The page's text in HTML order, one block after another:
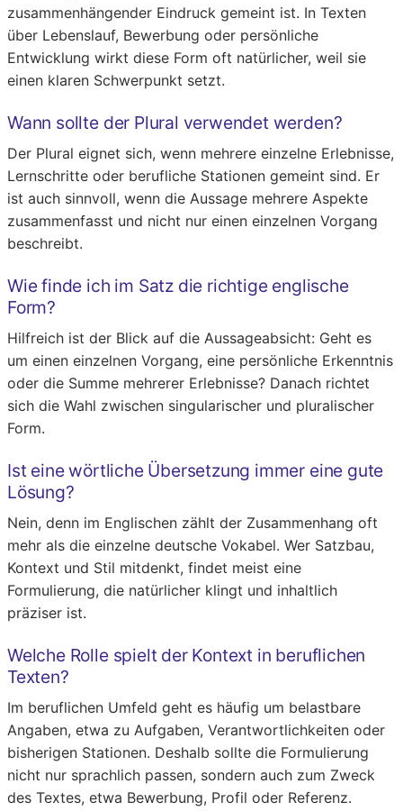
zusammenhängender Eindruck gemeint ist. In Texten
über Lebenslauf, Bewerbung oder persönliche
Entwicklung wirkt diese Form oft natürlicher, weil sie
einen klaren Schwerpunkt setzt.
Wann sollte der Plural verwendet werden?
Der Plural eignet sich, wenn mehrere einzelne Erlebnisse,
Lernschritte oder berufliche Stationen gemeint sind. Er
ist auch sinnvoll, wenn die Aussage mehrere Aspekte
zusammenfasst und nicht nur einen einzelnen Vorgang
beschreibt.
Wie finde ich im Satz die richtige englische
Form?
Hilfreich ist der Blick auf die Aussageabsicht: Geht es
um einen einzelnen Vorgang, eine persönliche Erkenntnis
oder die Summe mehrerer Erlebnisse? Danach richtet
sich die Wahl zwischen singularischer und pluralischer
Form.
Ist eine wörtliche Übersetzung immer eine gute
Lösung?
Nein, denn im Englischen zählt der Zusammenhang oft
mehr als die einzelne deutsche Vokabel. Wer Satzbau,
Kontext und Stil mitdenkt, findet meist eine
Formulierung, die natürlicher klingt und inhaltlich
präziser ist.
Welche Rolle spielt der Kontext in beruflichen
Texten?
Im beruflichen Umfeld geht es häufig um belastbare
Angaben, etwa zu Aufgaben, Verantwortlichkeiten oder
bisherigen Stationen. Deshalb sollte die Formulierung
nicht nur sprachlich passen, sondern auch zum Zweck
des Textes, etwa Bewerbung, Profil oder Referenz.